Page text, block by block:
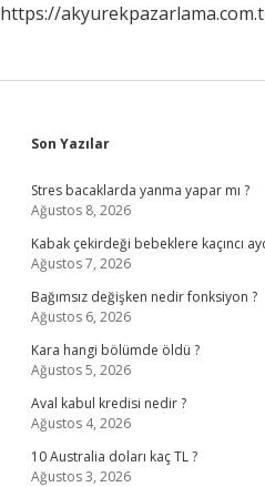
https://
Sidebar
Son Yazılar
Stres bacaklarda yanma yapar mı ?
Ağustos 8, 2026
Kabak çekirdeği bebeklere kaçıncı
Ağustos 7, 2026
Bağımsız değişken nedir fonksiyon ?
Ağustos 6, 2026
Kara hangi bölümde öldü ?
Ağustos 5, 2026
Aval kabul kredisi nedir ?
Ağustos 4, 2026
10 Australia doları kaç TL ?
Ağustos 3, 2026